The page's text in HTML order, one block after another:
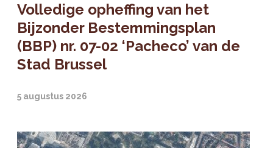
Volledige opheffing van het
Bijzonder Bestemmingsplan
(BBP) nr. 07-02 ‘Pacheco’ van de
Stad Brussel
5 augustus 2026